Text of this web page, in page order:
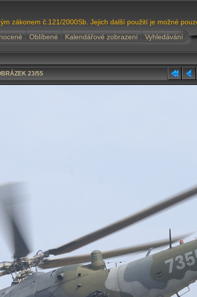
zákonem č.121/2000Sb. Jejich další použití je možné
Oblíbené Kalendářové zobrazení Vyhledávání
23/55